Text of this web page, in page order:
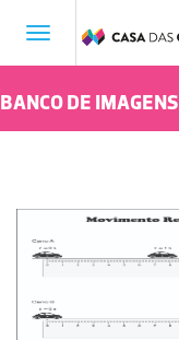
Toggle
BANCO DE IMAGENS